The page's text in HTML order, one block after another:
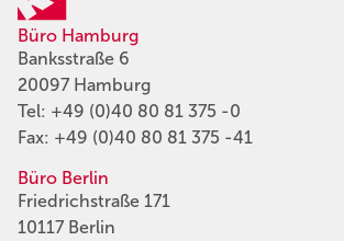
Büro Hamburg
Banksstraße 6
20097 Hamburg
Tel: +49 (0)40 80 81 375 -0
Fax: +49 (0)40 80 81 375 -41
Büro Berlin
Friedrichstraße 171
10117 Berlin